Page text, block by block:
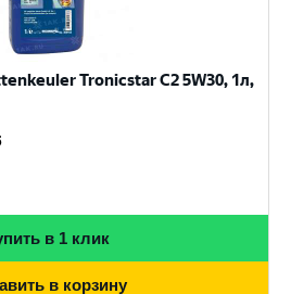
Tronicstar C2 5W30, 1л,
в 1 клик
в корзину